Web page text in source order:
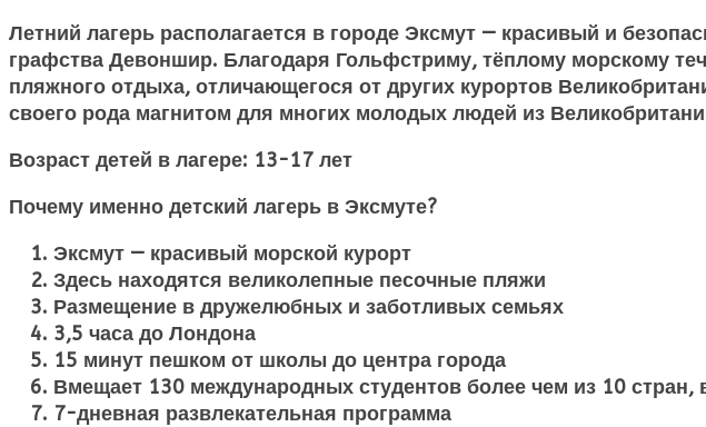
Летний лагерь располагается в городе Эксмут — красивый и
графства Девоншир. Благодаря Гольфстриму, тёплому морскому
пляжного отдыха, отличающегося от других курортов
своего рода магнитом для многих молодых людей из
Возраст детей в лагере: 13-17 лет
Почему именно детский лагерь в Эксмуте?
Эксмут — красивый морской курорт
Здесь находятся великолепные песочные пляжи
Размещение в дружелюбных и заботливых семьях
3,5 часа до Лондона
15 минут пешком от школы до центра города
Вмещает 130 международных студентов более чем из 10 стран,
7-дневная развлекательная программа